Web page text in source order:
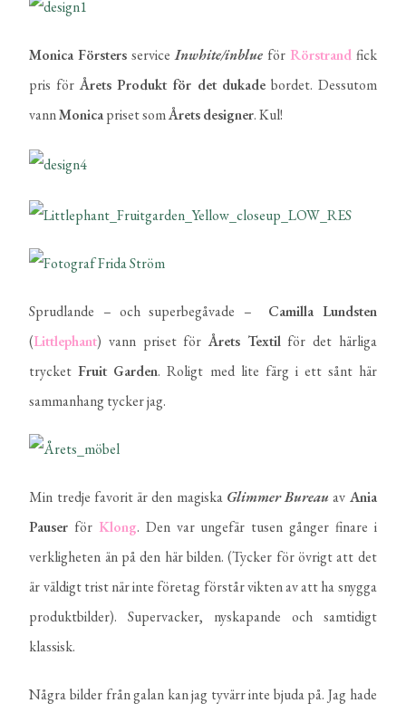
Monica Försters serviceInwhite/inblue för Rörstrandfick
pris för Årets Produkt för det dukade bordet. Dessutom
vannMonicapriset somÅretsdesigner. Kul!
Sprudlande – och superbegåvade – Camilla Lundsten
(Littlephant) vann priset för Årets Textilför det härliga
trycketFruit Garden. Roligt med lite färg i ett sånt här
sammanhang tycker jag.
Min tredje favorit är den magiska Glimmer Bureauav Ania
Pauser för Klong. Den var ungefär tusen gånger finare i
verkligheten än på den här bilden. (Tycker för övrigt att det
är väldigt trist när inte företag förstår vikten av att ha snygga
produktbilder). Supervacker, nyskapande och samtidigt
klassisk.
Några bilder från galan kan jag tyvärr inte bjuda på. Jag hade